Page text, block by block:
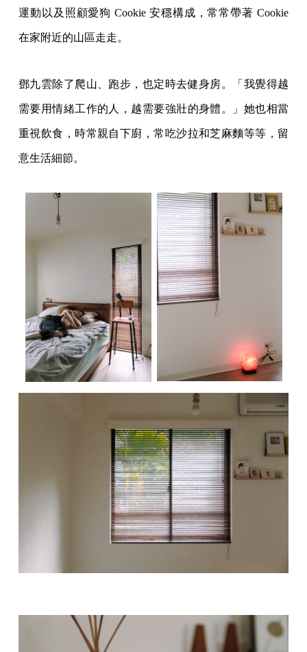
運動以及照顧愛狗 Cookie 安穩構成，常常帶著 Cookie
在家附近的山區走走。
鄧九雲除了爬山、跑步，也定時去健身房。「我覺得越
需要用情緒工作的人，越需要強壯的身體。」她也相當
重視飲食，時常親自下廚，常吃沙拉和芝麻麵等等，留
意生活細節。